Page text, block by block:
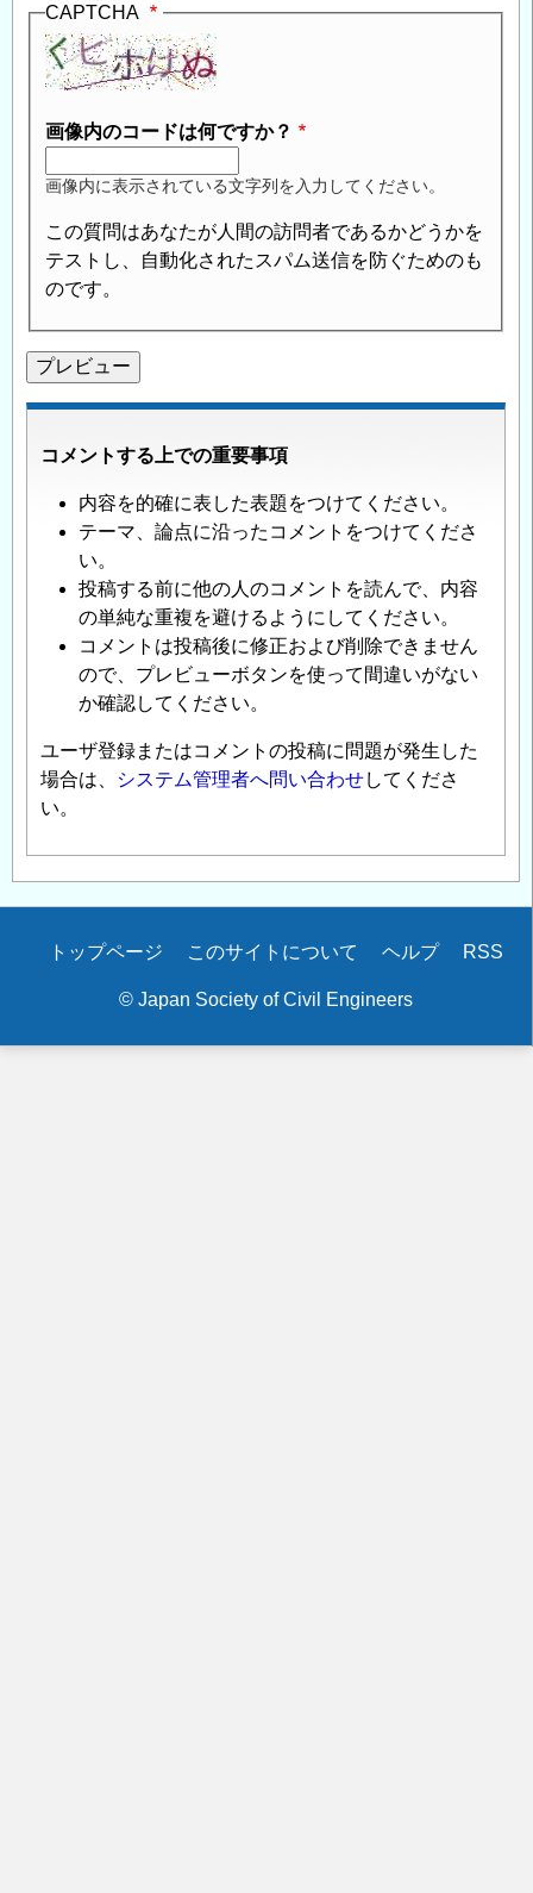
CAPTCHA
画像内のコードは何ですか？
画像内に表示されている文字列を入力してください。
この質問はあなたが人間の訪問者であるかどうかを
テストし、自動化されたスパム送信を防ぐためのも
のです。
コメントする上での重要事項
内容を的確に表した表題をつけてください。
テーマ、論点に沿ったコメントをつけてくださ
い。
投稿する前に他の人のコメントを読んで、内容
の単純な重複を避けるようにしてください。
コメントは投稿後に修正および削除できません
ので、プレビューボタンを使って間違いがない
か確認してください。
ユーザ登録またはコメントの投稿に問題が発生した
場合は、
システム管理者へ問い合わせしてくださ
い。
Secondary
トップページ このサイトについて ヘルプ RSS
© Japan Society of Civil Engineers